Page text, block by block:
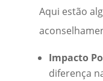
Aqui estão
Impacto
diferença